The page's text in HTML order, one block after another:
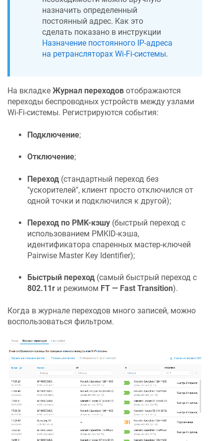
назначить определенный
постоянный адрес. Как это
сделать показано в инструкции
Назначение постоянного IP-адреса
на ретрансляторах Wi-Fi-системы.
На вкладке Журнал переходов отображаются
переходы беспроводных устройств между узлами
Wi-Fi-системы. Регистрируются события:
Подключение;
Отключение;
Переход (стандартный переход без
"ускорителей", клиент просто отключился от
одной точки и подключился к другой);
Переход по PMK-кэшу (быстрый переход с
использованием PMKID-кэша,
идентификатора спаренных мастер-ключей
Pairwise Master Key Identifier);
Быстрый переход (самый быстрый переход с
802.11r и режимом FT — Fast Transition).
Когда в журнале переходов много записей, можно
воспользоваться фильтром.